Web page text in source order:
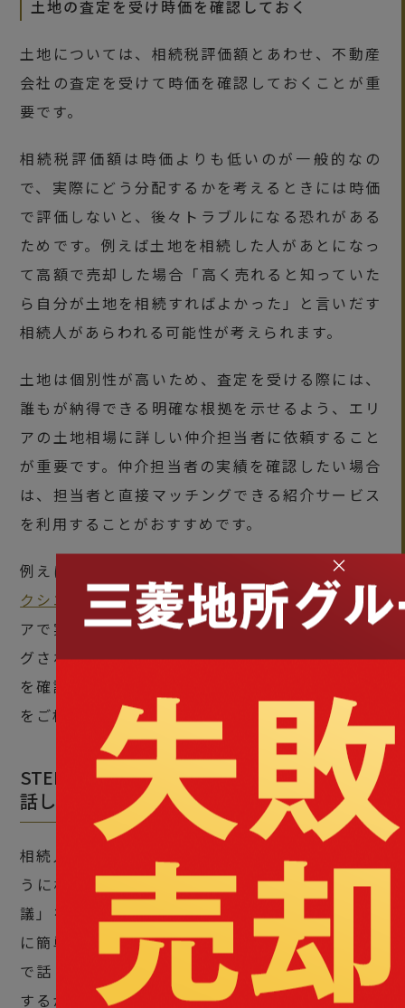
土地の査定を受け時価を確認しておく
土地については、相続税評価額とあわせ、不動産
会社の査定を受けて時価を確認しておくことが重
要です。
相続税評価額は時価よりも低いのが一般的なの
で、実際にどう分配するかを考えるときには時価
で評価しないと、後々トラブルになる恐れがある
ためです。例えば土地を相続した人があとになっ
て高額で売却した場合「高く売れると知っていた
ら自分が土地を相続すればよかった」と言いだす
相続人があらわれる可能性が考えられます。
土地は個別性が高いため、査定を受ける際には、
誰もが納得できる明確な根拠を示せるよう、エリ
アの土地相場に詳しい仲介担当者に依頼すること
が重要です。仲介担当者の実績を確認したい場合
は、担当者と直接マッチングできる紹介サービス
を利用することがおすすめです。
例えば 三菱地所グループが運営する
TAQSIE（タ
クシエ）
なら、物件情報を登録すると、そのエリ
アで実績が豊富なエージェントが自動でマッチン
グされるので便利です。プロフィールや実績など
を確認してから相談相手を選べるので、ぜひ利用
をご検討ください。
STEP4：遺産分割協議で土地の分配方法を
話し合う
相続人が複数いる場合には、遺産を誰が、どのよ
うに相続するのかを決めるために「遺産分割協
議」をおこないます。とくに土地は、現金のよう
に簡単に分け合うことができません。相続人同士
で話し合い、ほかの遺産も含めてどのように分配
するかを決めましょう。
×